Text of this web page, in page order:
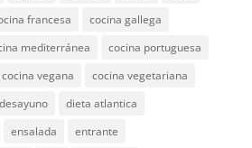
francesa
cocina gallega
mediterránea
cocina portuguesa
cocina vegana
cocina vegetariana
desayuno
dieta atlantica
ensalada
entrante